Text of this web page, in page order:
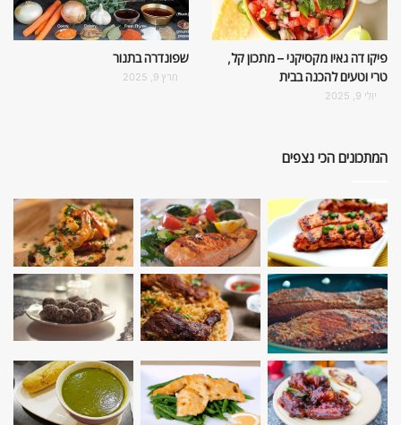
פיקו דה גאיו מקסיקני – מתכון קל,
טרי וטעים להכנה בבית
יולי 9, 2025
שפונדרה בתנור
מרץ 9, 2025
המתכונים הכי נצפים